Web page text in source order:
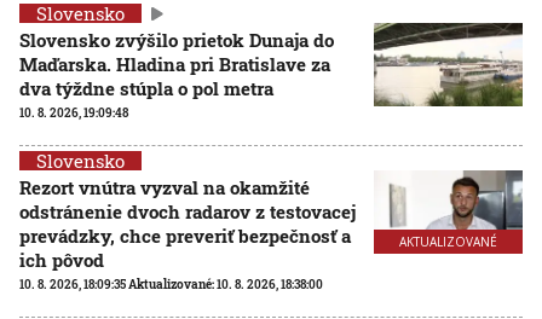
Slovensko
Slovensko zvýšilo prietok Dunaja do
Maďarska. Hladina pri Bratislave za
dva týždne stúpla o pol metra
10. 8. 2026, 19:09:48
AKTUALIZOVANÉ
Slovensko
Rezort vnútra vyzval na okamžité
odstránenie dvoch radarov z testovacej
prevádzky, chce preveriť bezpečnosť a
ich pôvod
10. 8. 2026, 18:09:35Aktualizované:10. 8. 2026, 18:38:00